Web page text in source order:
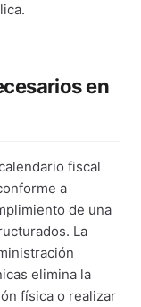
en
fiscal
a
de una
La
elimina la
física o realizar